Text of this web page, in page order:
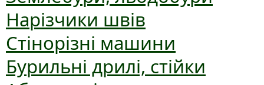
Нарізчики швів
Стінорізні машини
Бурильні дрилі, стійки